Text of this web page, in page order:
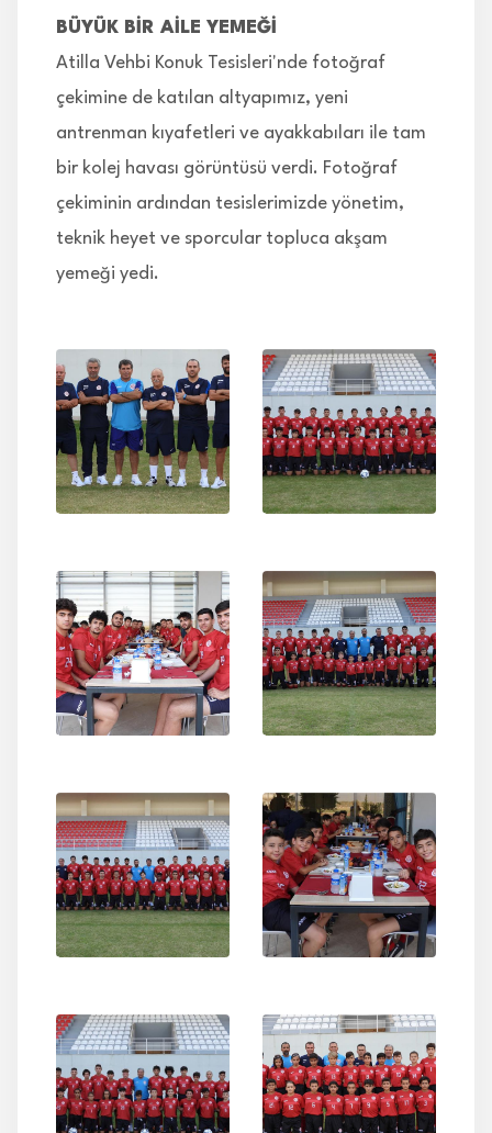
BÜYÜK BİR AİLE YEMEĞİ
Atilla Vehbi Konuk Tesisleri'nde fotoğraf
çekimine de katılan altyapımız, yeni
antrenman kıyafetleri ve ayakkabıları ile tam
bir kolej havası görüntüsü verdi. Fotoğraf
çekiminin ardından tesislerimizde yönetim,
teknik heyet ve sporcular topluca akşam
yemeği yedi.